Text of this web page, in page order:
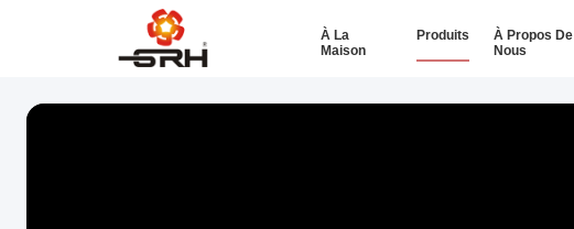
À La
Maison
Produits
À Propos De
Nous